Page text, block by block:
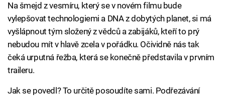
Na šmejd z vesmíru, který se v novém filmu bude
vylepšovat technologiemi a DNA z dobytých planet, si má
vyšlápnout tým složený z vědců a zabijáků, kteří to prý
nebudou mít v hlavě zcela v pořádku. Očividně nás tak
čeká urputná řežba, která se konečně představila v prvním
traileru.
Jak se povedl? To určitě posoudíte sami. Podřezávání